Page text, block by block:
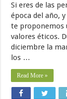
Si eres de las
época del año,
te proponemos
valores éticos.
diciembre la
los …
Read More »